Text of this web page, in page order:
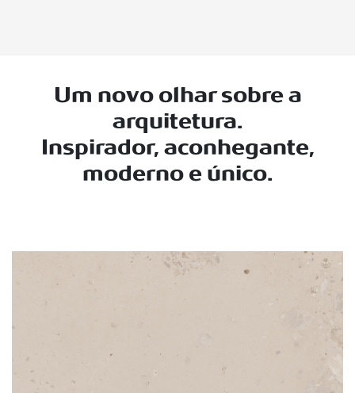
Um novo olhar sobre a
arquitetura.
Inspirador, aconhegante,
moderno e único.